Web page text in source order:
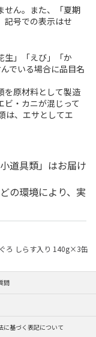
せん。また、「夏期
記号での表示はせ
生」「えび」「か
でいる場合に品目名
を原材料として製造
ビ・カニが混じって
は、エサとしてエ
道具類」はお届け
の環境により、実
ろ しらす入り 140g×3缶
問
に基づく表記について